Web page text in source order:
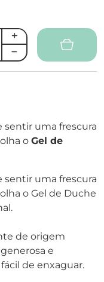
sentir uma frescura
o Gel de
sentir uma frescura
o Gel de Duche
de origem
e
de enxaguar.